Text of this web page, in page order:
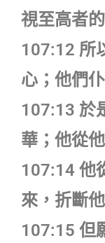
視至高者
107:12 所
心；他們
107:13 於
華；他從
107:14 他
來，折斷
107:15 但